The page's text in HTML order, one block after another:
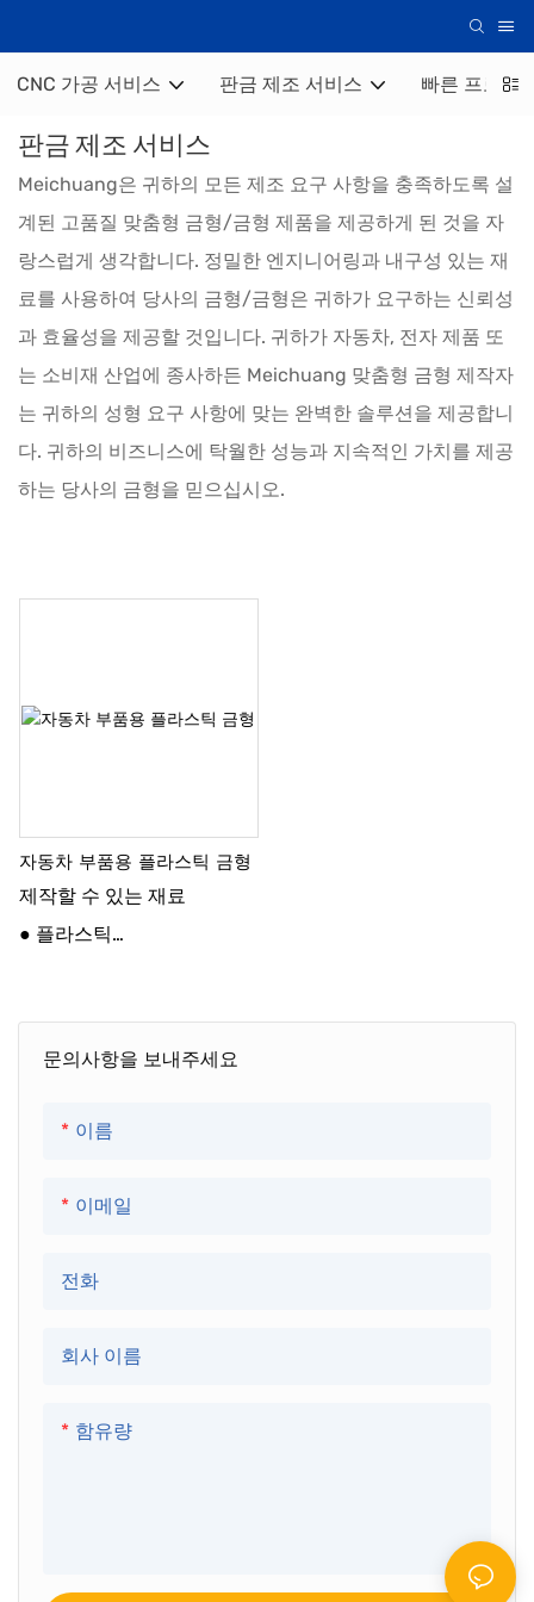
CNC 가공 서비스 판금 제조 서비스 빠른 프로토
판금 제조 서비스
Meichuang은 귀하의 모든 제조 요구 사항을 충족하도록 설
계된 고품질 맞춤형 금형/금형 제품을 제공하게 된 것을 자
랑스럽게 생각합니다. 정밀한 엔지니어링과 내구성 있는 재
료를 사용하여 당사의 금형/금형은 귀하가 요구하는 신뢰성
과 효율성을 제공할 것입니다. 귀하가 자동차, 전자 제품 또
는 소비재 산업에 종사하든 Meichuang 맞춤형 금형 제작자
는 귀하의 성형 요구 사항에 맞는 완벽한 솔루션을 제공합니
다. 귀하의 비즈니스에 탁월한 성능과 지속적인 가치를 제공
하는 당사의 금형을 믿으십시오.
문의사항을 보내주세요
이름
이메일
전화
회사 이름
함유량
자동차 부품용 플라스틱 금형
제작할 수 있는 재료
● 플라스틱
● 고무
● 탄소섬유